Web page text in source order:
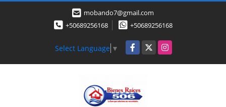
mobando7@gmail.com
+50689256168
+50689256168
Select Language ▼ Facebook
X Instagram